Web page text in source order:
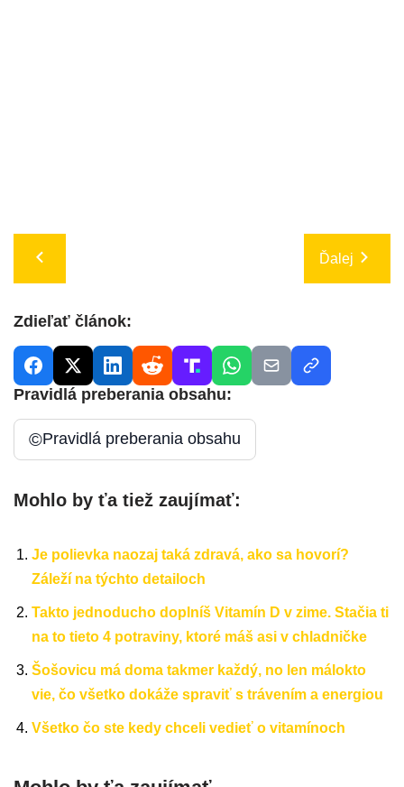
Ďalej
Zdieľať článok:
Pravidlá preberania obsahu:
©Pravidlá preberania obsahu
Mohlo by ťa tiež zaujímať:
Je polievka naozaj taká zdravá, ako sa hovorí?
Záleží na týchto detailoch
Takto jednoducho doplníš Vitamín D v zime. Stačia ti
na to tieto 4 potraviny, ktoré máš asi v chladničke
Šošovicu má doma takmer každý, no len málokto
vie, čo všetko dokáže spraviť s trávením a energiou
Všetko čo ste kedy chceli vedieť o vitamínoch